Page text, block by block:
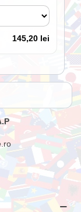
145,20 lei
inclus
84,70 lei